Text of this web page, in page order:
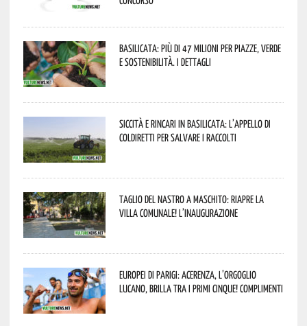
Basilicata: più di 47 milioni per piazze, verde
e sostenibilità. I dettagli
Siccità e rincari in Basilicata: l’appello di
Coldiretti per salvare i raccolti
Taglio del nastro a Maschito: riapre la
Villa Comunale! L’inaugurazione
Europei di Parigi: Acerenza, l’orgoglio
lucano, brilla tra i primi cinque! Complimenti